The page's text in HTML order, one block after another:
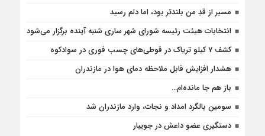
مسیر از قدِ من بلندتر بود، اما دلم رسید
انتخابات هیئت رئیسه شورای شهر ساری شنبه آینده برگزار می‌شود
کشف 7 کیلو تریاک در قوطی‌‌های چسب فوری در سوادکوه
هشدار افزایش قابل ملاحظه دمای هوا در مازندران
باز هم جا مانده‌ام…
سومین بالگرد امداد و نجات، وارد مازندران شد
دستگیری عضو داعش در جویبار